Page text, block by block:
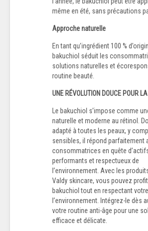
même en été, sans précautions
Approche naturelle
En tant qu’ingrédient 100 %
bakuchiol séduit les
solutions naturelles et
routine beauté.
UNE RÉVOLUTION DOUCE POUR
Le bakuchiol s’impose comme
naturelle et moderne au rétinol.
adapté à toutes les peaux, y
sensibles, il répond parfaitement
consommatrices en quête
performants et respectueux de
l’environnement. Avec les
Valdy skincare, vous pouvez
bakuchiol tout en respectant
l’environnement. Intégrez-le dès
votre routine anti-âge pour une
efficace et délicate.